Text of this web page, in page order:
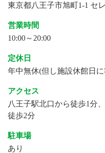
東京都八王子市旭町1-1 セ
営業時間
10:00～20:00
定休日
年中無休(但し施設休館日
アクセス
八王子駅北口から徒歩1分
徒歩2分
駐車場
あり